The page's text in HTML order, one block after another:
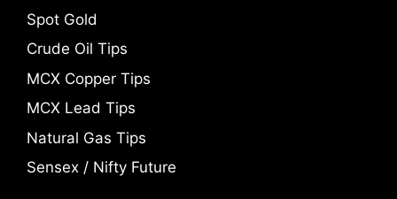
Spot Gold
Crude Oil Tips
MCX Copper Tips
MCX Lead Tips
Natural Gas Tips
Sensex / Nifty Future